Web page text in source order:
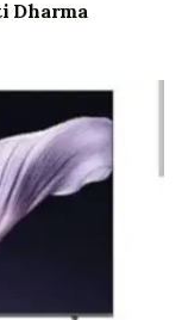
Dharma